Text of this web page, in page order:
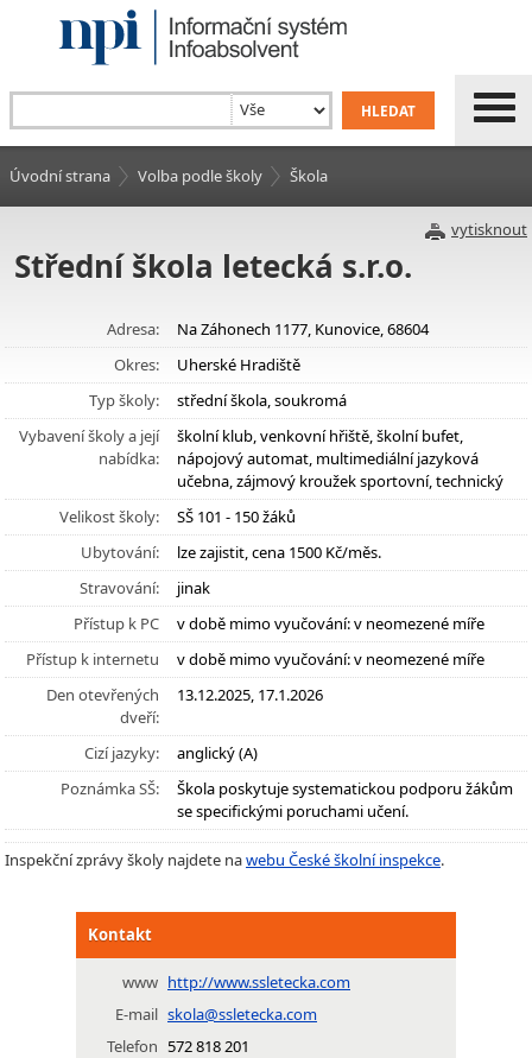
Úvodní strana Volba podle školy Škola
vytisknout
Střední škola letecká s.r.o.
Adresa:
Na Záhonech 1177, Kunovice, 68604
Okres:
Uherské Hradiště
Typ školy:
střední škola, soukromá
Vybavení školy a její
nabídka:
školní klub, venkovní hřiště, školní bufet,
nápojový automat, multimediální jazyková
učebna, zájmový kroužek sportovní, technický
Velikost školy:
SŠ 101 - 150 žáků
Ubytování:
lze zajistit, cena 1500 Kč/měs.
Stravování:
jinak
Přístup k PC
v době mimo vyučování: v neomezené míře
Přístup k internetu
v době mimo vyučování: v neomezené míře
Den otevřených
dveří:
13.12.2025, 17.1.2026
Cizí jazyky:
anglický (A)
Poznámka SŠ:
Škola poskytuje systematickou podporu žákům
se specifickými poruchami učení.
Inspekční zprávy školy najdete nawebu České školní inspekce.
Kontakt
www http://www.ssletecka.com
E-mail skola@ssletecka.com
Telefon 572 818 201